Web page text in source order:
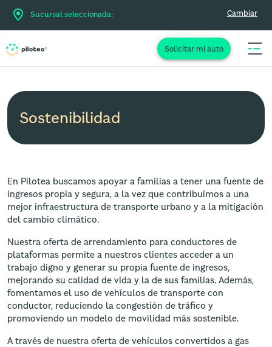
Sucursal seleccionada: Cambiar
Solicitar mi auto
Sostenibilidad
En Pilotea buscamos apoyar a familias a tener una fuente de
ingresos propia y segura, a la vez que contribuimos a una
mejor infraestructura de transporte urbano y a la mitigación
del cambio climático.
Nuestra oferta de arrendamiento para conductores de
plataformas permite a nuestros clientes acceder a un
trabajo digno y generar su propia fuente de ingresos,
mejorando su calidad de vida y la de sus familias. Además,
fomentamos el uso de vehículos de transporte con
conductor, reduciendo la congestión de tráfico y
promoviendo un modelo de movilidad más sostenible.
A través de nuestra oferta de vehículos convertidos a gas